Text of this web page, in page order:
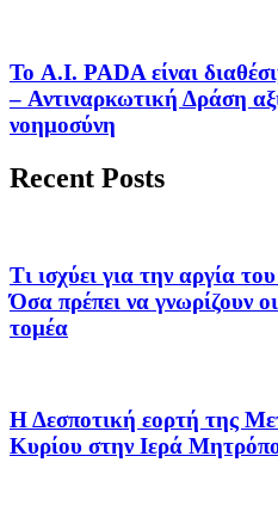
Το A.I. PADA είναι
– Αντιναρκωτική Δράση
νοημοσύνη
Recent Posts
Τι ισχύει για την αργία
Όσα πρέπει να γνωρίζουν
τομέα
Η Δεσποτική εορτή της
Κυρίου στην Ιερά